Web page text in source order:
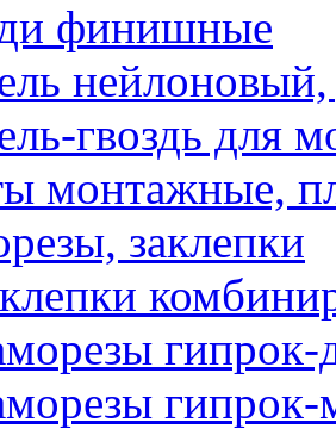
финишные
нейлоновый,
гвоздь для
монтажные,
заклепки
гипрок-
гипрок-